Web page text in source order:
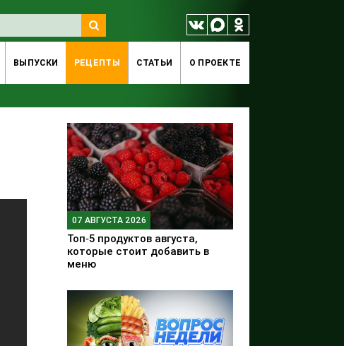
ВЫПУСКИ РЕЦЕПТЫ СТАТЬИ O ПРОЕКТЕ
07 АВГУСТА 2026
Топ‑5 продуктов августа,
которые стоит добавить в
меню